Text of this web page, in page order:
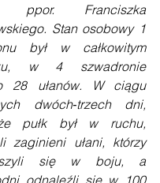
ppor. Franciszka
Stan osobowy 1
był w całkowitym
w 4 szwadronie
28 ułanów. W ciągu
dwóch‑trzech dni,
pułk był w ruchu,
zaginieni ułani, którzy
się w boju, a